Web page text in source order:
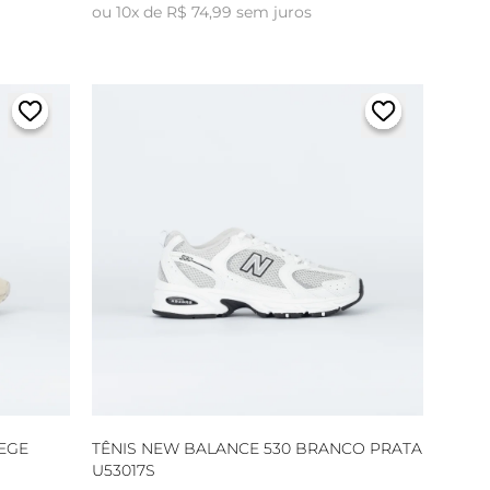
ou 10x de R$ 74,99 sem juros
TÊNIS NEW BALANCE 530 BRANCO PRATA
U53017S